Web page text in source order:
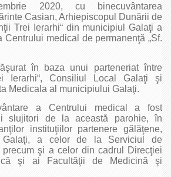
2020, cu binecuvântarea
Casian, Arhiepiscopul Dunării de
Trei Ierarhi“ din municipiul Galaţi a
Centrului medical de permanenţă „Sf.
în baza unui parteneriat între
Ierarhi“, Consiliul Local Galaţi şi
Medicala al municipiului Galaţi.
a Centrului medical a fost
slujitori de la această parohie, în
instituţiilor partenere gălăţene,
Galaţi, a celor de la Serviciul de
precum şi a celor din cadrul Direcţiei
şi ai Facultăţii de Medicină şi